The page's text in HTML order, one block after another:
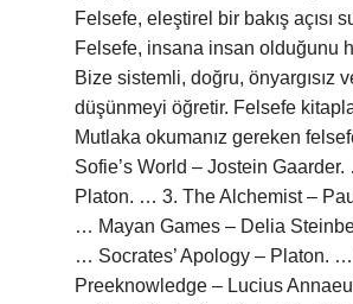
Felsefe, eleştirel bir bakış açısı
Felsefe, insana insan olduğunu
Bize sistemli, doğru, önyargısız
düşünmeyi öğretir. Felsefe
Mutlaka okumanız gereken
Sofie’s World – Jostein
Platon. … 3. The Alchemist –
… Mayan Games – Delia
… Socrates’ Apology – Platon.
Preeknowledge – Lucius